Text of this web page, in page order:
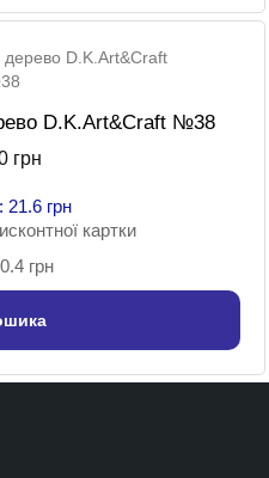
D.K.Art&Craft №38
грн
21.6 грн
картки
грн